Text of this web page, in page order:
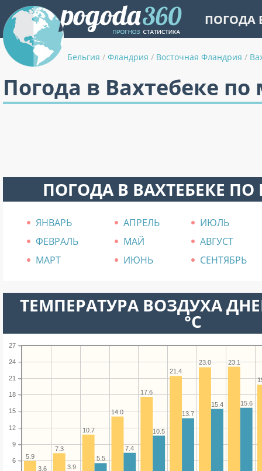
ПОГОДА
Бельгия / Фландрия / Восточная Фландрия /
Погода в Вахтебеке
ПОГОДА В ВАХТЕБЕКЕ
ЯНВАРЬ АПРЕЛЬ
ИЮЛЬ
ФЕВРАЛЬ
МАЙ
АВГУСТ
МАРТ
ИЮНЬ СЕНТЯБРЬ
ТЕМПЕРАТУРА ВОЗДУХА
°C
6
9
12
15
18
21
24
27
23.1
23.0
21.4
17.6
14.0
10.7
7.3
5.9
15.6
15.4
13.7
10.5
7.4
5.5
3.9
3.6